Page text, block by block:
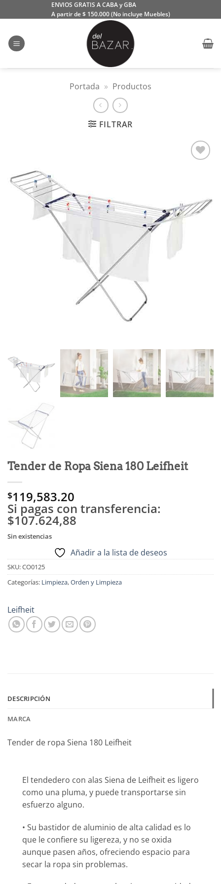
al
ENVIOS GRATIS A CABA y GBA
A partir de $ 150.000 (No incluye Muebles)
Portada » Productos
FILTRAR
deseos
Tender de Ropa Siena 180 Leifheit
$119,583.20
Si pagas con transferencia:
$107.624,88
Sin existencias
Añadir a la lista de deseos
SKU:CO0125
Categorías: Limpieza,Orden y Limpieza
Leifheit
DESCRIPCIÓN
MARCA
Tender de ropa Siena 180 Leifheit
El tendedero con alas Siena de Leifheit es ligero
como una pluma, y puede transportarse sin
esfuerzo alguno.
• Su bastidor de aluminio de alta calidad es lo
que le confiere su ligereza, y no se oxida
aunque pasen años, ofreciendo espacio para
secar la ropa sin problemas.